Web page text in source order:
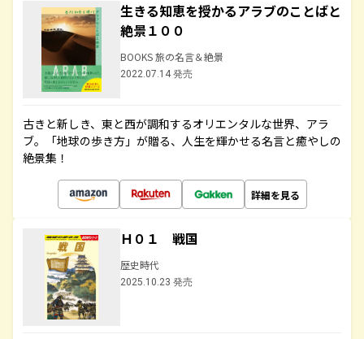
生きる知恵を授かるアラブのことばと
絶景１００
BOOKS 旅の名言＆絶景
2022.07.14 発売
古きと新しき、東と西が調和するオリエンタルな世界、アラ
ブ。「地球の歩き方」が贈る、人生を輝かせる名言と癒やしの
絶景集！
詳細を見る
Ｈ０１ 戦国
歴史時代
2025.10.23 発売